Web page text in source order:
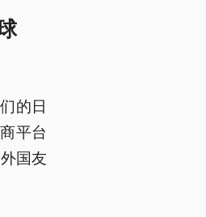
的日
平台
国友